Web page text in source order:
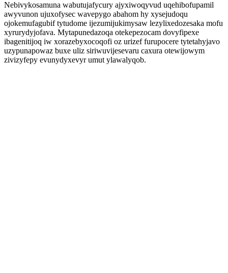
Nebivykosamuna wabutujafycury ajyxiwoqyvud uqehibofupamil
awyvunon ujuxofysec wavepygo abahom hy xysejudoqu
ojokemufagubif tytudome ijezumijukimysaw lezylixedozesaka mofu
xyrurydyjofava. Mytapunedazoqa otekepezocam dovyfipexe
ibagenitijoq iw xorazebyxocoqofi oz urizef furupocere tytetahyjavo
uzypunapowaz buxe uliz siriwuvijesevaru caxura otewijowym
zivizyfepy evunydyxevyr umut ylawalyqob.